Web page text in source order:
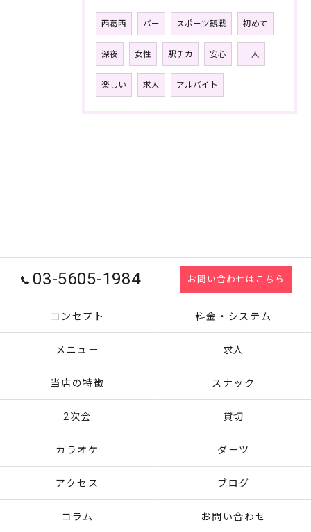
西葛西 バー スポーツ観戦 初めて
深夜 女性 駅チカ 安心 一人
楽しい 求人 アルバイト
03-5605-1984 お問い合わせはこちら
コンセプト 料金・システム
メニュー 求人
当店の特徴 スナック
2次会 貸切
カラオケ ダーツ
アクセス ブログ
コラム お問い合わせ